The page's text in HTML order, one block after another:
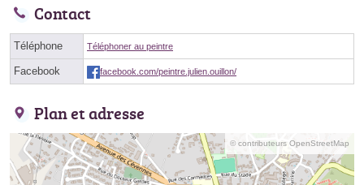
Contact
Téléphone Téléphoner au peintre
Facebook facebook.com/peintre.julien.ouillon/
Plan et adresse
© contributeurs OpenStreetMap